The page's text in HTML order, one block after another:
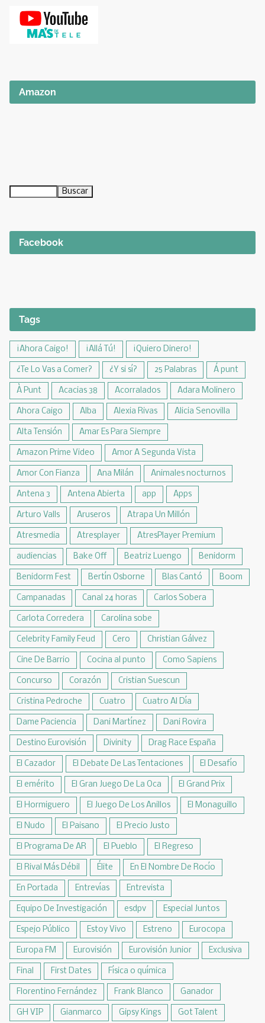
Amazon
Facebook
Tags
¡Ahora Caigo! ¡Allá Tú! ¡Quiero Dinero!
¿Te Lo Vas a Comer? ¿Y si sí? 25 Palabras Á punt
À Punt Acacias 38 Acorralados Adara Molinero
Ahora Caigo Alba Alexia Rivas Alicia Senovilla
Alta Tensión Amar Es Para Siempre
Amazon Prime Video Amor A Segunda Vista
Amor Con Fianza Ana Milán Animales nocturnos
Antena 3 Antena Abierta app Apps
Arturo Valls Aruseros Atrapa Un Millón
Atresmedia Atresplayer AtresPlayer Premium
audiencias Bake Off Beatriz Luengo Benidorm
Benidorm Fest Bertín Osborne Blas Cantó Boom
Campanadas Canal 24 horas Carlos Sobera
Carlota Corredera Carolina sobe
Celebrity Family Feud Cero Christian Gálvez
Cine De Barrio Cocina al punto Como Sapiens
Concurso Corazón Cristian Suescun
Cristina Pedroche Cuatro Cuatro Al Día
Dame Paciencia Dani Martínez Dani Rovira
Destino Eurovisión Divinity Drag Race España
El Cazador El Debate De Las Tentaciones El Desafío
El emérito El Gran Juego De La Oca El Grand Prix
El Hormiguero El Juego De Los Anillos El Monaguillo
El Nudo El Paisano El Precio Justo
El Programa De AR El Pueblo El Regreso
El Rival Más Débil Élite En El Nombre De Rocío
En Portada Entrevías Entrevista
Equipo De Investigación esdpv Especial Juntos
Espejo Público Estoy Vivo Estreno Eurocopa
Europa FM Eurovisión Eurovisión Junior Exclusiva
Final First Dates Física o química
Florentino Fernández Frank Blanco Ganador
GH VIP Gianmarco Gipsy Kings Got Talent